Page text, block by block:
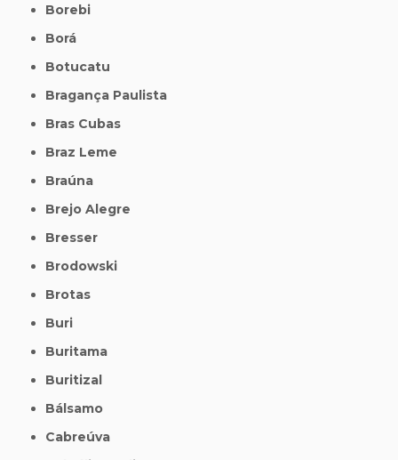
Borebi
Borá
Botucatu
Bragança Paulista
Bras Cubas
Braz Leme
Braúna
Brejo Alegre
Bresser
Brodowski
Brotas
Buri
Buritama
Buritizal
Bálsamo
Cabreúva